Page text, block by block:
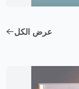
عرض الكل